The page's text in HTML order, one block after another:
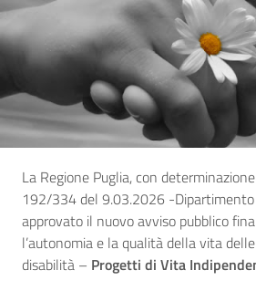
La Regione Puglia, con
192/334 del 9.03.2026 -
approvato il nuovo avviso pubblico
l’autonomia e la qualità della vita
disabilità – Progetti di Vita